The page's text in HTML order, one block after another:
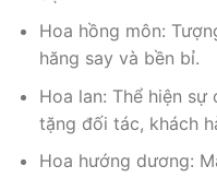
Hoa hồng môn:
hăng say và bền bỉ.
Hoa lan: Thể hiện
tặng đối tác, khách
Hoa hướng dương: